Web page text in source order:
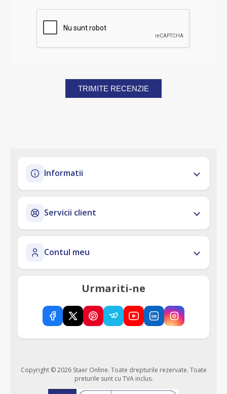
TRIMITE RECENZIE
Informatii
Servicii client
Contul meu
Urmariti-ne
Copyright © 2026 Staer Online. Toate drepturile rezervate. Toate
preturile sunt cu TVA inclus.